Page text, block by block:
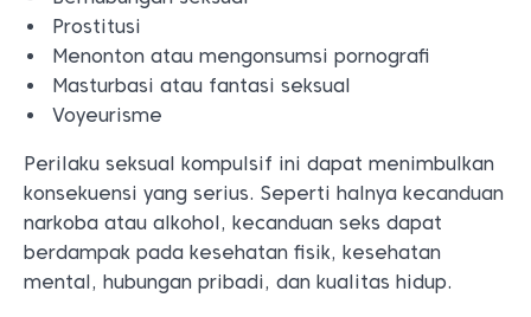
Prostitusi
Menonton atau mengonsumsi pornografi
Masturbasi atau fantasi seksual
Voyeurisme
Perilaku seksual kompulsif ini dapat menimbulkan
konsekuensi yang serius. Seperti halnya kecanduan
narkoba atau alkohol, kecanduan seks dapat
berdampak pada kesehatan fisik, kesehatan
mental, hubungan pribadi, dan kualitas hidup.